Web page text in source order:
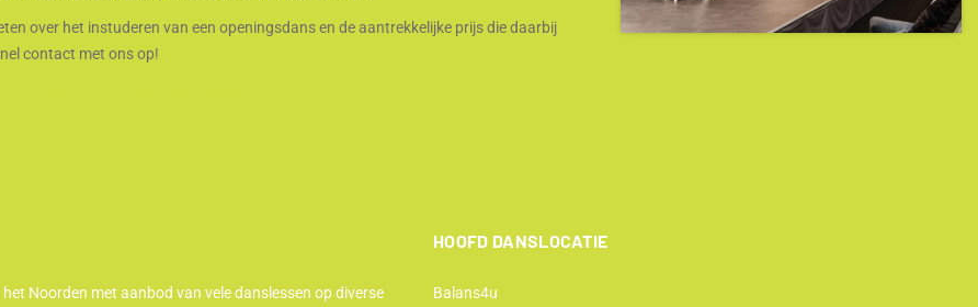
over het instuderen van een openingsdans en de aantrekkelijke prijs die daarbij
contact met ons op!
Noorden met aanbod van vele danslessen op diverse
HOOFD DANSLOCATIE
Balans4u